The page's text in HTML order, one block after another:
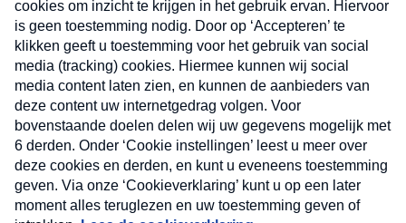
Nieuwsbrief
Neem hier een gratis abonnement op onze